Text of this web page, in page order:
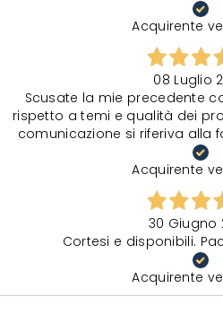
Acquirente
08 Luglio
Scusate la mie precedente
rispetto a temi e qualità dei
comunicazione si riferiva alla
Acquirente
30 Giugno
Cortesi e disponibili.
Acquirente